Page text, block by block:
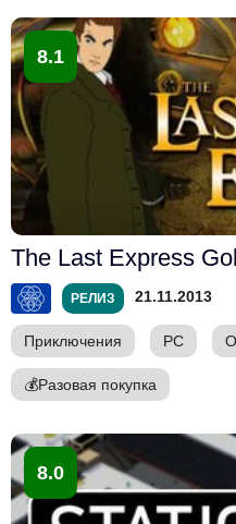
8.1
The Last Express
РЕЛИЗ 21.11.2013
Приключения PC
💰Разовая покупка
8.0